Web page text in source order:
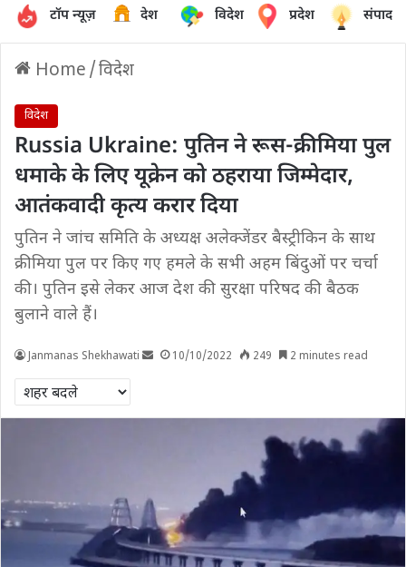
टॉप न्यूज़ देश विदेश प्रदेश
Home /विदेश
विदेश
Russia Ukraine: पुतिन ने रूस-क्रीमिया पुल
धमाके के लिए यूक्रेन को ठहराया जिम्मेदार,
आतंकवादी कृत्य करार दिया
पुतिन ने जांच समिति के अध्यक्ष अलेक्जेंडर बैस्ट्रीकिन के साथ
क्रीमिया पुल पर किए गए हमले के सभी अहम बिंदुओं पर चर्चा
की। पुतिन इसे लेकर आज देश की सुरक्षा परिषद की बैठक
बुलाने वाले हैं।
Janmanas Shekhawati 10/10/2022 249 2 minutes read